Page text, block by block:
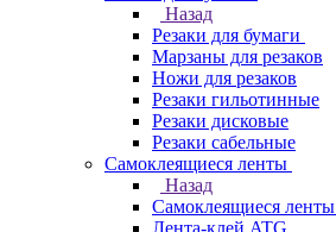
Назад
Резаки для бумаги
Марзаны для резаков
Ножи для резаков
Резаки гильотинные
Резаки дисковые
Резаки сабельные
Самоклеящиеся ленты
Назад
Самоклеящиеся ленты
Лента-клей ATG